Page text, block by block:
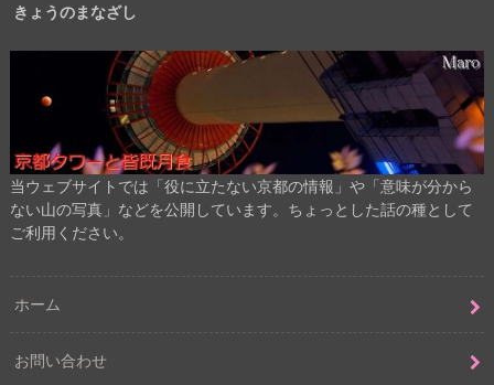
きょうのまなざし
当ウェブサイトでは「役に立たない京都の情報」や「意味が分から
ない山の写真」などを公開しています。ちょっとした話の種として
ご利用ください。
ホーム
お問い合わせ